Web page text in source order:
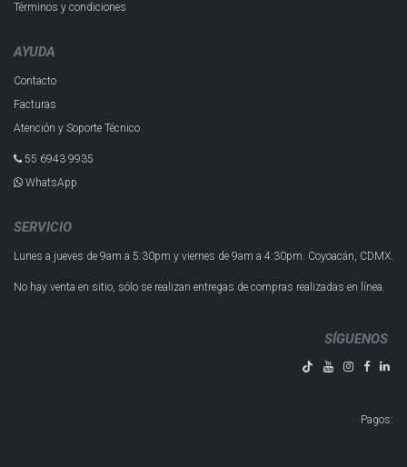
Términos y condiciones
AYUDA
Contacto
Facturas
Atención y Soporte Técnico
55 6943 993​5
WhatsApp
SERVICIO
Lunes a jueves de 9am a 5:30pm y viernes de 9am a 4:30pm. Coyoacán, CDMX.
No hay venta en sitio, sólo se realizan entregas de compras realizadas en línea.
SÍGUENOS
Pagos: